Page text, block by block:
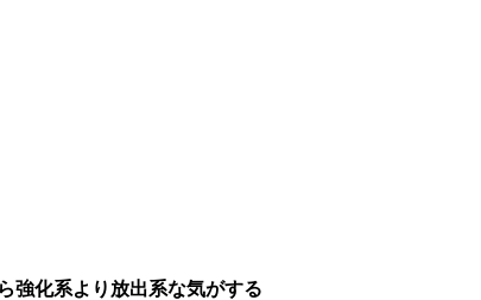
強化系より放出系な気がする